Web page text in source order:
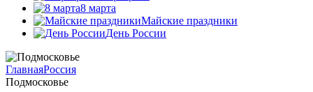
8 марта
Майские праздники
День России
ГлавнаяРоссия
Подмосковье